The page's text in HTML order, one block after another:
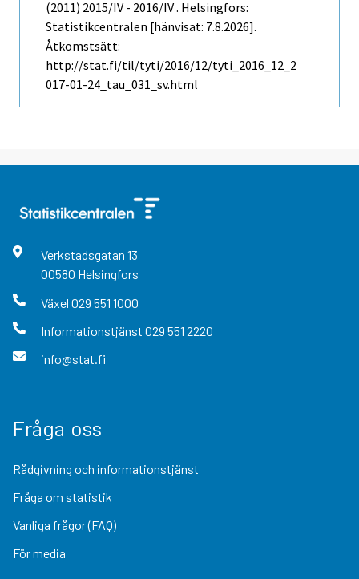
(2011) 2015/IV - 2016/IV . Helsingfors:
Statistikcentralen [hänvisat: 7.8.2026].
Åtkomstsätt:
http://stat.fi/til/tyti/2016/12/tyti_2016_12_2
017-01-24_tau_031_sv.html
Verkstadsgatan 13
00580 Helsingfors
Växel 029 551 1000
Informationstjänst 029 551 2220
info@stat.fi
Fråga oss
Rådgivning och informationstjänst
Fråga om statistik
Vanliga frågor (FAQ)
För media